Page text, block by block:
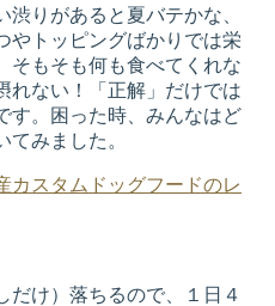
りがあると夏バテかな、
やトッピングばかりでは栄
そもそも何も食べてくれな
れない！「正解」だけでは
す。困った時、みんなはど
てみました。
カスタムドッグフードのレ
だけ）落ちるので、１日４